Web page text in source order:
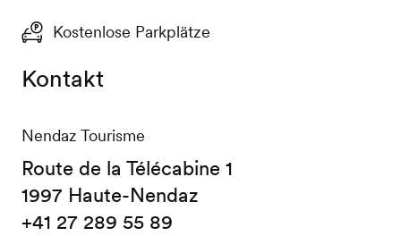
Kostenlose Parkplätze
Kontakt
Nendaz Tourisme
Route de la Télécabine 1
1997 Haute-Nendaz
+41 27 289 55 89